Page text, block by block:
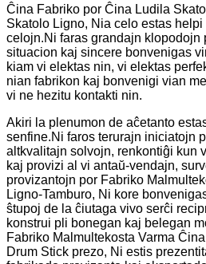
Ĉina Fabriko por Ĉina Ludila
Skatolo Ligno, Nia celo estas
celojn.Ni faras grandajn klopodojn
situacion kaj sincere bonvenigas
kiam vi elektas nin, vi elektas
nian fabrikon kaj bonvenigi vian
vi ne hezitu kontakti nin.
Akiri la plenumon de aĉetanto
senfine.Ni faros terurajn iniciatojn
altkvalitajn solvojn, renkontiĝi kun
kaj provizi al vi antaŭ-vendajn,
provizantojn por Fabriko
Ligno-Tamburo, Ni kore
ŝtupoj de la ĉiutaga vivo serĉi
konstrui pli bonegan kaj belegan
Fabriko Malmultekosta Varma
Drum Stick prezo, Ni estis